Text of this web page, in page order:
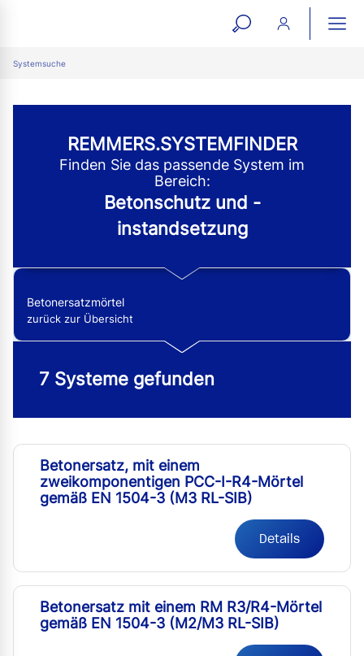
open
Systemsuche
REMMERS.SYSTEMFINDER
Finden Sie das passende System im
Bereich:
Betonschutz und -
instandsetzung
Betonersatzmörtel
zurück zur Übersicht
7 Systeme gefunden
Betonersatz, mit einem
zweikomponentigen PCC-I-R4-Mörtel
gemäß EN 1504-3 (M3 RL-SIB)
Details
Betonersatz mit einem RM R3/R4-Mörtel
gemäß EN 1504-3 (M2/M3 RL-SIB)